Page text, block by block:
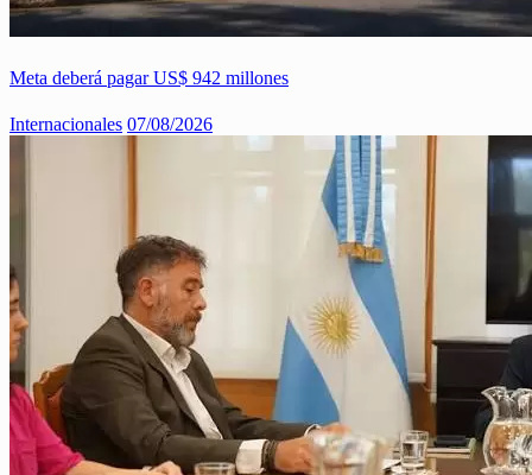
Meta deberá pagar US$ 942 millones
Internacionales 07/08/2026